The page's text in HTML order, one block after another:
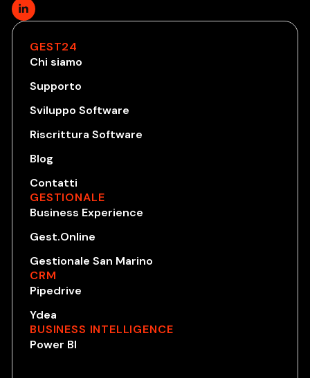
GEST24
Chi siamo
Supporto
Sviluppo Software
Riscrittura Software
Blog
Contatti
GESTIONALE
Business Experience
Gest.Online
Gestionale San Marino
CRM
Pipedrive
Ydea
BUSINESS INTELLIGENCE
Power BI